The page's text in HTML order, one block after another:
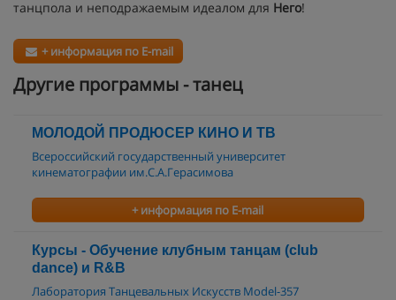
танцпола и неподражаемым идеалом для Него!
+ информация по E-mail
Другие программы - танец
МОЛОДОЙ ПРОДЮСЕР КИНО И ТВ
Всероссийский государственный университет
кинематографии им.С.А.Герасимова
+ информация по E-mail
Курсы - Обучение клубным танцам (club
dance) и R&B
Лаборатория Танцевальных Искусств Model-357